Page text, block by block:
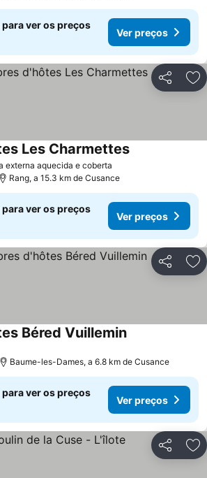
ver os preços
Ver preços
Partilhar
externa aquecida e coberta
Les CharmettesVer preços
Rang, a 15.3 km de Cusance
ver os preços
Ver preços
Partilhar
Béred VuilleminVer preços
Baume-les-Dames, a 6.8 km de Cusance
ver os preços
Ver preços
Partilhar